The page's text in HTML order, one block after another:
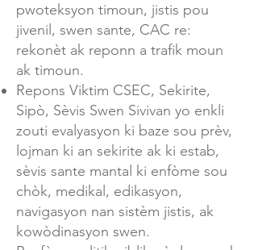
pwoteksyon timoun, jistis pou
jivenil, swen sante, CAC re:
rekonèt ak reponn a trafik moun
ak timoun.
Repons Viktim CSEC, Sekirite,
Sipò, Sèvis Swen Sivivan yo enkli
zouti evalyasyon ki baze sou prèv,
lojman ki an sekirite ak ki estab,
sèvis sante mantal ki enfòme sou
chòk, medikal, edikasyon,
navigasyon nan sistèm jistis, ak
kowòdinasyon swen.